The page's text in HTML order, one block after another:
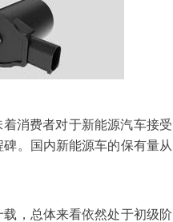
消费者对于新能源汽车接受
。国内新能源车的保有量从
，总体来看依然处于初级阶